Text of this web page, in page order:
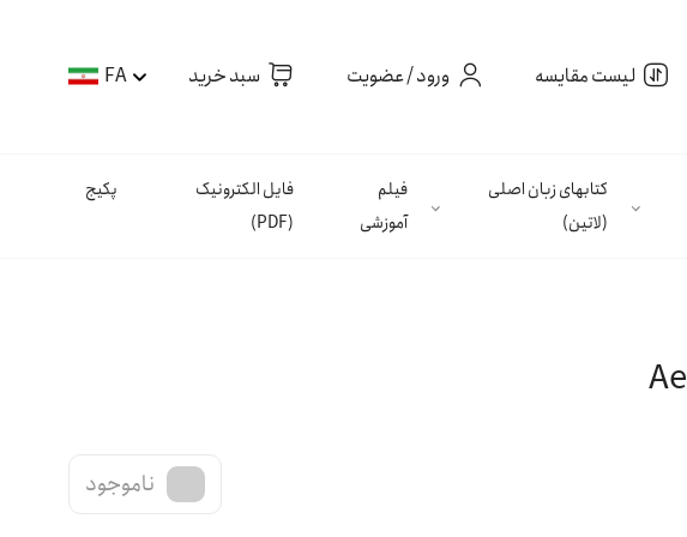
لیست مقایسه ورود / عضویت سبد خرید FA
کتابهای زبان اصلی
(لاتین)
فیلم
آموزشی
فایل الکترونیک
(PDF)
پکیج
ناموجود